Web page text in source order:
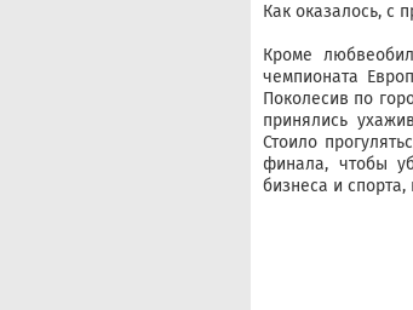
Как оказалось, с
Кроме
чемпионата
Поколесив по
принялись
Стоило
финала, чтобы
бизнеса и